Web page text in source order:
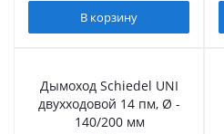
В корзину
Дымоход Schiedel UNI
двухходовой 14 пм, Ø -
140/200 мм